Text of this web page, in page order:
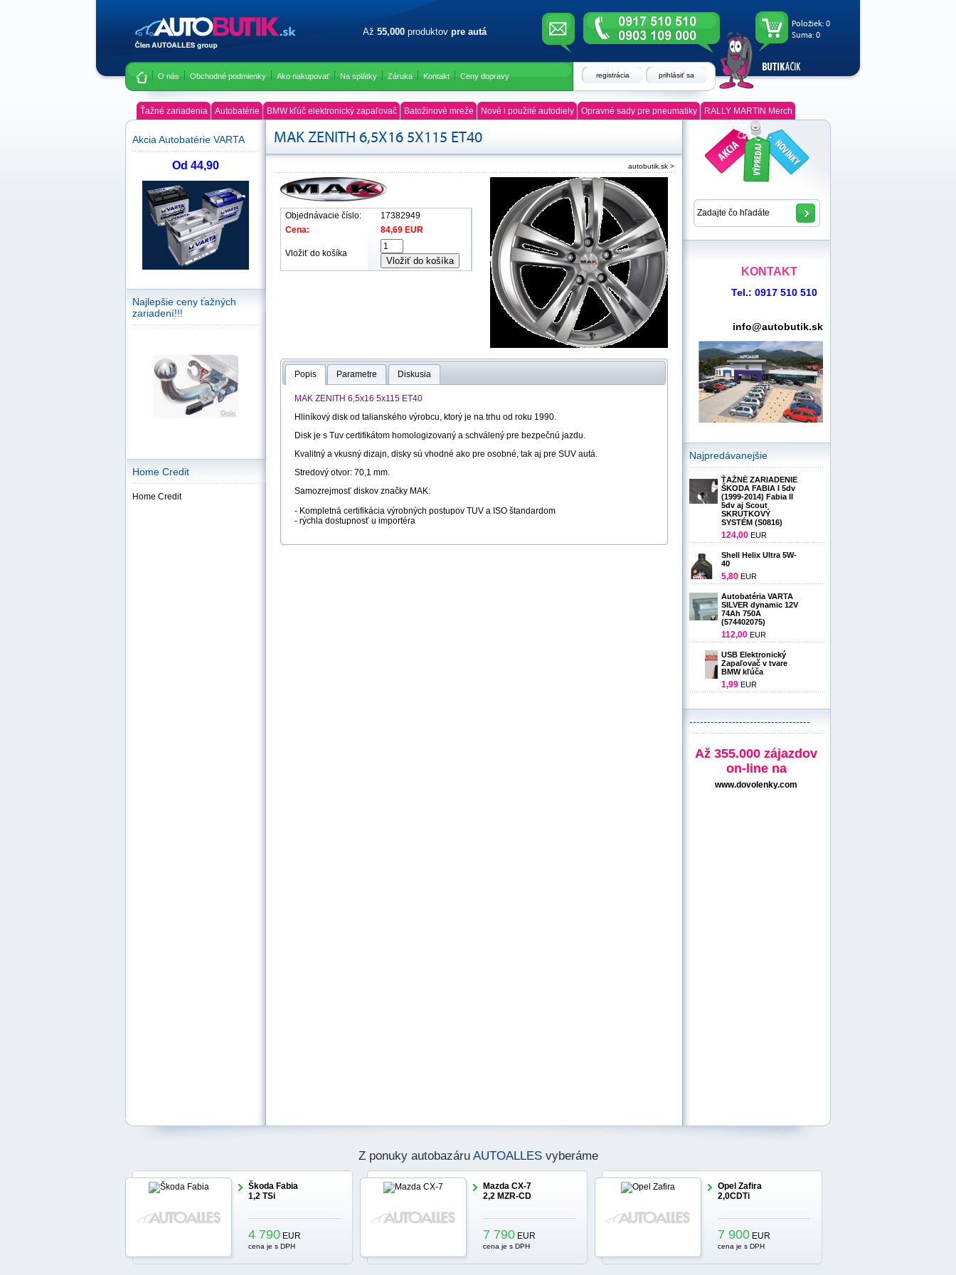
Až 55,000 produktov pre autá
Položiek: 0
Suma: 0
O nás Obchodné podmienky Ako nakupovať Na splátky Záruka Kontakt Ceny dopravy prihlásiť sa
registrácia
Ťažné zariadenia Autobatérie BMW kľúč elektronický zapaľovač Batožinové mreže Nové i použité autodiely Opravné sady pre pneumatiky RALLY MARTIN Merch
Akcia Autobatérie VARTA
Od 44,90
Najlepšie ceny ťažných
zariadení!!!
Home Credit
Home Credit
MAK ZENITH 6,5X16 5X115 ET40
autobutik.sk >
Objednávacie číslo:
17382949
Cena:
84,69 EUR
Vložiť do košíka
Vložiť do košíka
Popis Parametre Diskusia
MAK ZENITH 6,5x16 5x115 ET40
Hliníkový disk od talianského výrobcu, ktorý je na trhu od roku 1990.
Disk je s Tuv certifikátom homologizovaný a schválený pre bezpečnú jazdu.
Kvalitný a vkusný dizajn, disky sú vhodné ako pre osobné, tak aj pre SUV autá.
Stredový otvor: 70,1 mm.
Samozrejmosť diskov značky MAK:
- Kompletná certifikácia výrobných postupov TUV a ISO štandardom
- rýchla dostupnosť u importéra
KONTAKT
Tel.: 0917 510 510
info@autobutik.sk
Najpredávanejšie
ŤAŽNÉ ZARIADENIE
ŠKODA FABIA I 5dv
(1999-2014) Fabia II
5dv aj Scout
SKRUTKOVÝ
SYSTÉM (S0816)
124,00 EUR
Shell Helix Ultra 5W-
40
5,80 EUR
Autobatéria VARTA
SILVER dynamic 12V
74Ah 750A
(574402075)
112,00 EUR
USB Elektronický
Zapaľovač v tvare
BMW kľúča
1,99 EUR
----------------------------------
Až 355.000 zájazdov
on-line na
www.dovolenky.com
Z ponuky autobazáru AUTOALLESvyberáme
Škoda Fabia
1,2 TSi
4 790 EUR
cena je s DPH
Mazda CX-7
2,2 MZR-CD
7 790 EUR
cena je s DPH
Opel Zafira
2,0CDTi
7 900 EUR
cena je s DPH